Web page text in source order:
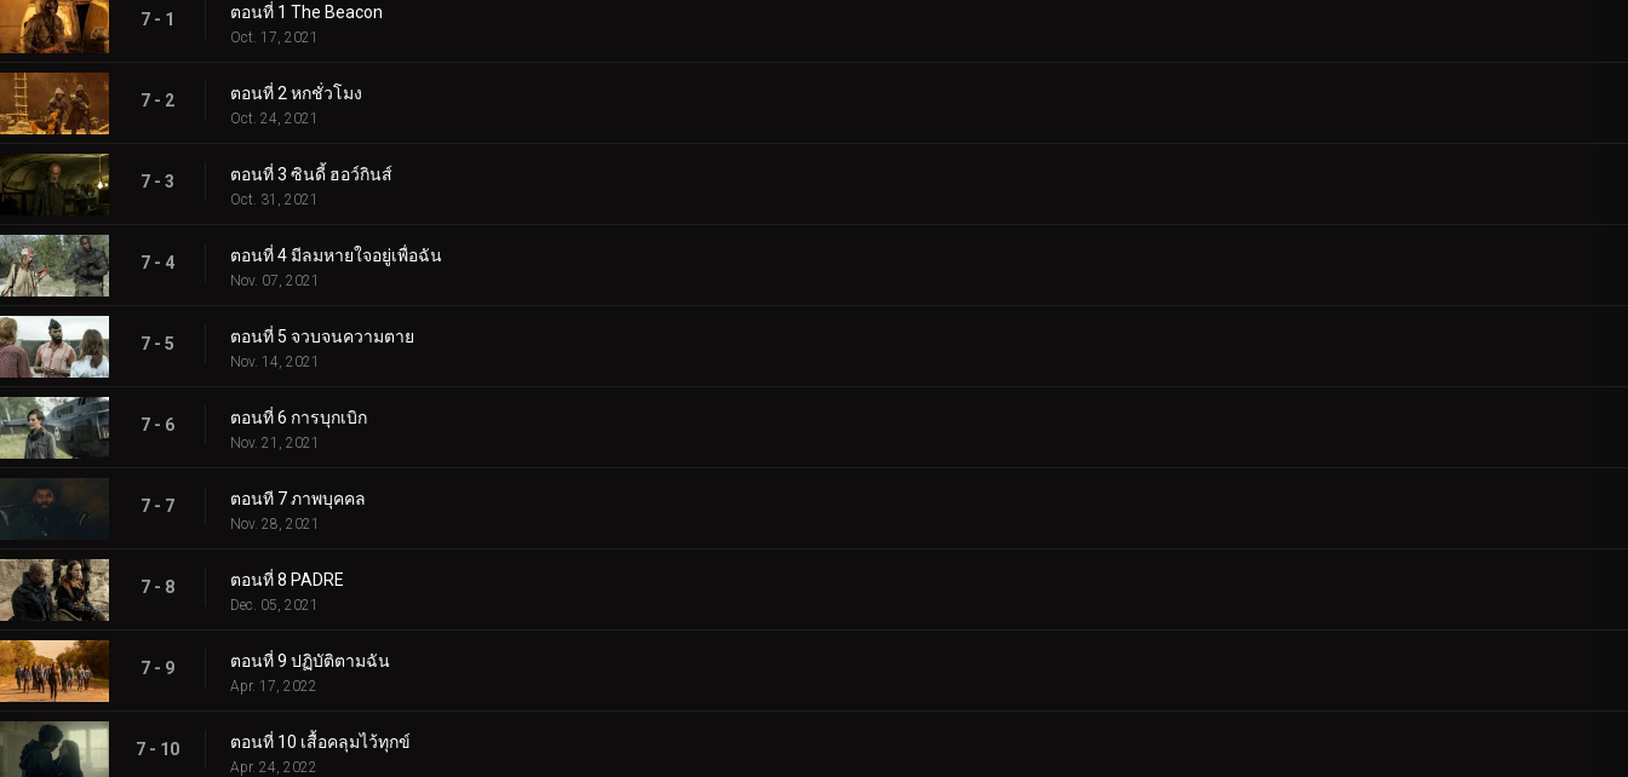
7 - 1 ตอนที่ 1 The Beacon
Oct. 17, 2021
7 - 2 ตอนที่ 2 หกชั่วโมง
Oct. 24, 2021
7 - 3 ตอนที่ 3 ซินดี้ ฮอว์กินส์
Oct. 31, 2021
7 - 4 ตอนที่ 4 มีลมหายใจอยู่เพื่อฉัน
Nov. 07, 2021
7 - 5 ตอนที่ 5 จวบจนความตาย
Nov. 14, 2021
7 - 6 ตอนที่ 6 การบุกเบิก
Nov. 21, 2021
7 - 7 ตอนที 7 ภาพบุคคล
Nov. 28, 2021
7 - 8 ตอนที่ 8 PADRE
Dec. 05, 2021
7 - 9 ตอนที่ 9 ปฏิบัติตามฉัน
Apr. 17, 2022
7 - 10 ตอนที่ 10 เสื้อคลุมไว้ทุกข์
Apr. 24, 2022